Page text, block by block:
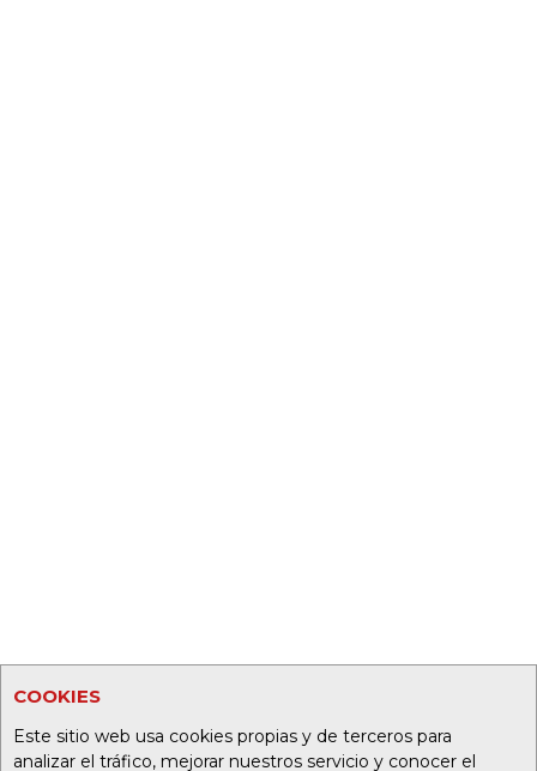
COOKIES
Este sitio web usa cookies propias y de terceros para
analizar el tráfico, mejorar nuestros servicio y conocer el